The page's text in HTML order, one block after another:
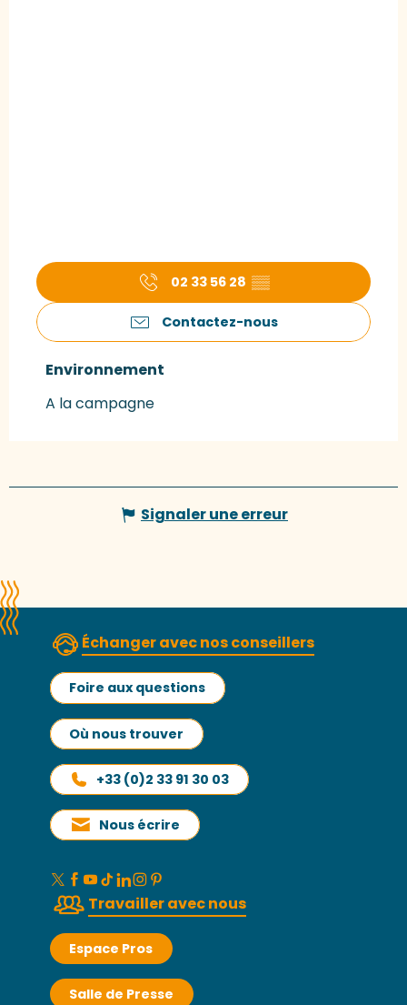
02 33 56 28 ▒▒
Contactez-nous
Environnement
Environnement
A la campagne
Signaler une erreur
Échanger avec nos conseillers
Foire aux questions
Où nous trouver
+33 (0)2 33 91 30 03
Nous écrire
Travailler avec nous
Espace Pros
Salle de Presse